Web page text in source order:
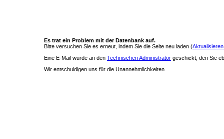
Es trat ein Problem mit der Datenbank auf.
Bitte versuchen Sie es erneut, indem Sie die Seite neu laden (
Eine E-Mail wurde an den Technischen Administrator geschickt, den Sie
Wir entschuldigen uns für die Unannehmlichkeiten.